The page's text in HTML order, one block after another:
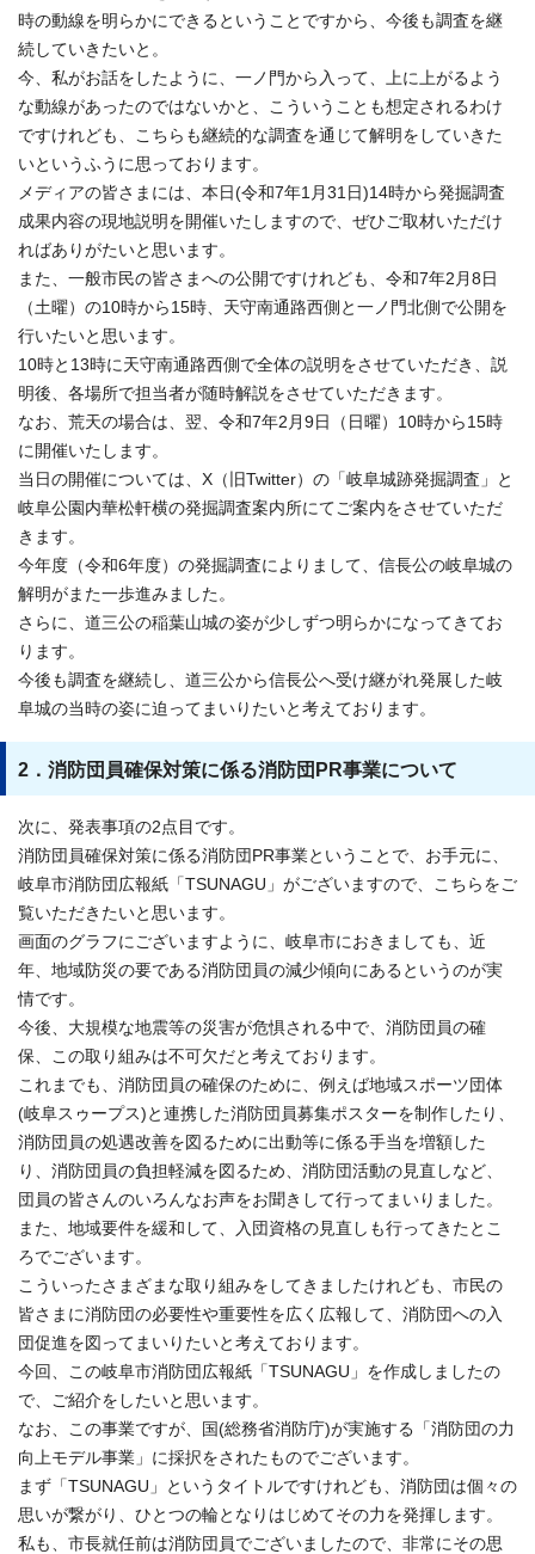
時の動線を明らかにできるということですから、今後も調査を継
続していきたいと。
今、私がお話をしたように、一ノ門から入って、上に上がるよう
な動線があったのではないかと、こういうことも想定されるわけ
ですけれども、こちらも継続的な調査を通じて解明をしていきた
いというふうに思っております。
メディアの皆さまには、本日(令和7年1月31日)14時から発掘調査
成果内容の現地説明を開催いたしますので、ぜひご取材いただけ
ればありがたいと思います。
また、一般市民の皆さまへの公開ですけれども、令和7年2月8日
（土曜）の10時から15時、天守南通路西側と一ノ門北側で公開を
行いたいと思います。
10時と13時に天守南通路西側で全体の説明をさせていただき、説
明後、各場所で担当者が随時解説をさせていただきます。
なお、荒天の場合は、翌、令和7年2月9日（日曜）10時から15時
に開催いたします。
当日の開催については、X（旧Twitter）の「岐阜城跡発掘調査」と
岐阜公園内華松軒横の発掘調査案内所にてご案内をさせていただ
きます。
今年度（令和6年度）の発掘調査によりまして、信長公の岐阜城の
解明がまた一歩進みました。
さらに、道三公の稲葉山城の姿が少しずつ明らかになってきてお
ります。
今後も調査を継続し、道三公から信長公へ受け継がれ発展した岐
阜城の当時の姿に迫ってまいりたいと考えております。
2．消防団員確保対策に係る消防団PR事業について
次に、発表事項の2点目です。
消防団員確保対策に係る消防団PR事業ということで、お手元に、
岐阜市消防団広報紙「TSUNAGU」がございますので、こちらをご
覧いただきたいと思います。
画面のグラフにございますように、岐阜市におきましても、近
年、地域防災の要である消防団員の減少傾向にあるというのが実
情です。
今後、大規模な地震等の災害が危惧される中で、消防団員の確
保、この取り組みは不可欠だと考えております。
これまでも、消防団員の確保のために、例えば地域スポーツ団体
(岐阜スゥープス)と連携した消防団員募集ポスターを制作したり、
消防団員の処遇改善を図るために出動等に係る手当を増額した
り、消防団員の負担軽減を図るため、消防団活動の見直しなど、
団員の皆さんのいろんなお声をお聞きして行ってまいりました。
また、地域要件を緩和して、入団資格の見直しも行ってきたとこ
ろでございます。
こういったさまざまな取り組みをしてきましたけれども、市民の
皆さまに消防団の必要性や重要性を広く広報して、消防団への入
団促進を図ってまいりたいと考えております。
今回、この岐阜市消防団広報紙「TSUNAGU」を作成しましたの
で、ご紹介をしたいと思います。
なお、この事業ですが、国(総務省消防庁)が実施する「消防団の力
向上モデル事業」に採択をされたものでございます。
まず「TSUNAGU」というタイトルですけれども、消防団は個々の
思いが繋がり、ひとつの輪となりはじめてその力を発揮します。
私も、市長就任前は消防団員でございましたので、非常にその思